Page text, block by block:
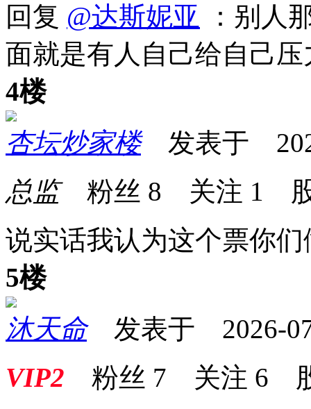
回复 @达斯妮亚 ：别人
面就是有人自己给自己压
4楼
杏坛炒家楼发表于
总监粉丝 8 关注 1
说实话我认为这个票你
5楼
沐天命发表于 2026-
VIP2 粉丝 7 关注 6